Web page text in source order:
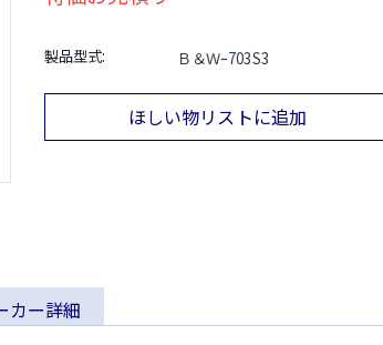
製品型式: Ｂ＆Ｗｰ703S3
ほしい物リストに追加
カー詳細